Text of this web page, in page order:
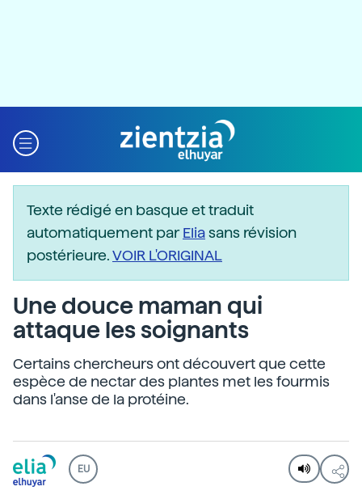
Texte rédigé en basque et traduit
automatiquement parEliasans révision
postérieure.VOIR L'ORIGINAL
Une douce maman qui
attaque les soignants
Certains chercheurs ont découvert que cette
espèce de nectar des plantes met les fourmis
dans l'anse de la protéine.
EU